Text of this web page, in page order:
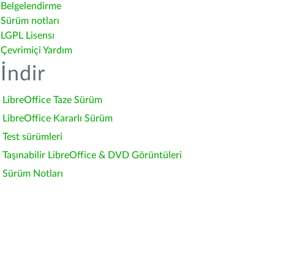
Belgelendirme
Sürüm notları
LGPL Lisensı
Çevrimiçi Yardım
İndir
LibreOffice Taze Sürüm
LibreOffice Kararlı Sürüm
Test sürümleri
Taşınabilir LibreOffice & DVD Görüntüleri
Sürüm Notları